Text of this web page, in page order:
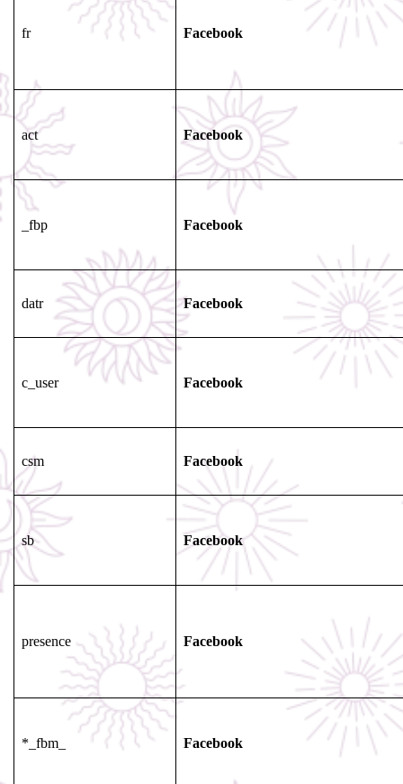
fr Facebook
act Facebook
_fbp Facebook
datr Facebook
c_user Facebook
csm Facebook
sb Facebook
presence Facebook
*_fbm_ Facebook